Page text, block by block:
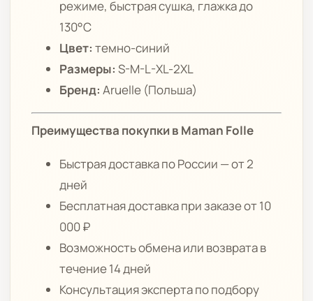
режиме, быстрая сушка, глажка до
130°C
Цвет: темно-синий
Размеры: S-M-L-XL-2XL
Бренд: Aruelle (Польша)
Преимущества покупки в Maman Folle
Быстрая доставка по России — от 2
дней
Бесплатная доставка при заказе от 10
000 ₽
Возможность обмена или возврата в
течение 14 дней
Консультация эксперта по подбору